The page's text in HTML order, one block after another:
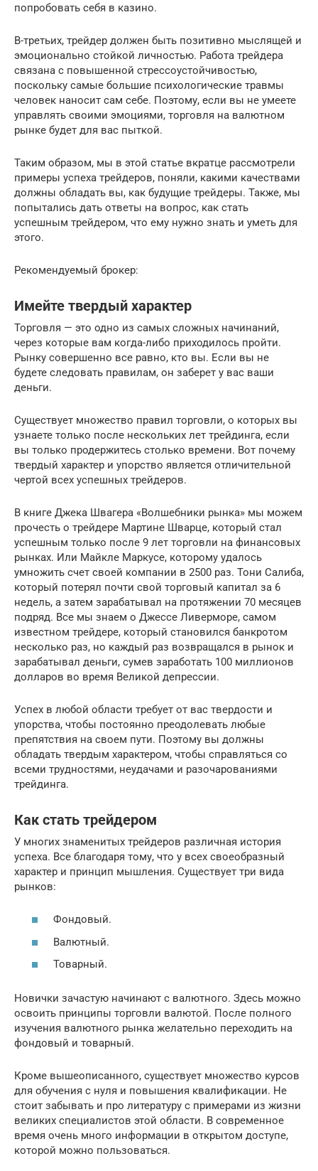
попробовать себя в казино.
В-третьих, трейдер должен быть позитивно мыслящей и
эмоционально стойкой личностью. Работа трейдера
связана с повышенной стрессоустойчивостью,
поскольку самые большие психологические травмы
человек наносит сам себе. Поэтому, если вы не умеете
управлять своими эмоциями, торговля на валютном
рынке будет для вас пыткой.
Таким образом, мы в этой статье вкратце рассмотрели
примеры успеха трейдеров, поняли, какими качествами
должны обладать вы, как будущие трейдеры. Также, мы
попытались дать ответы на вопрос, как стать
успешным трейдером, что ему нужно знать и уметь для
этого.
Рекомендуемый брокер:
Имейте твердый характер
Торговля — это одно из самых сложных начинаний,
через которые вам когда-либо приходилось пройти.
Рынку совершенно все равно, кто вы. Если вы не
будете следовать правилам, он заберет у вас ваши
деньги.
Существует множество правил торговли, о которых вы
узнаете только после нескольких лет трейдинга, если
вы только продержитесь столько времени. Вот почему
твердый характер и упорство является отличительной
чертой всех успешных трейдеров.
В книге Джека Швагера «Волшебники рынка» мы можем
прочесть о трейдере Мартине Шварце, который стал
успешным только после 9 лет торговли на финансовых
рынках. Или Майкле Маркусе, которому удалось
умножить счет своей компании в 2500 раз. Тони Салиба,
который потерял почти свой торговый капитал за 6
недель, а затем зарабатывал на протяжении 70 месяцев
подряд. Все мы знаем о Джессе Ливерморе, самом
известном трейдере, который становился банкротом
несколько раз, но каждый раз возвращался в рынок и
зарабатывал деньги, сумев заработать 100 миллионов
долларов во время Великой депрессии.
Успех в любой области требует от вас твердости и
упорства, чтобы постоянно преодолевать любые
препятствия на своем пути. Поэтому вы должны
обладать твердым характером, чтобы справляться со
всеми трудностями, неудачами и разочарованиями
трейдинга.
Как стать трейдером
У многих знаменитых трейдеров различная история
успеха. Все благодаря тому, что у всех своеобразный
характер и принцип мышления. Существует три вида
рынков:
Фондовый.
Валютный.
Товарный.
Новички зачастую начинают с валютного. Здесь можно
освоить принципы торговли валютой. После полного
изучения валютного рынка желательно переходить на
фондовый и товарный.
Кроме вышеописанного, существует множество курсов
для обучения с нуля и повышения квалификации. Не
стоит забывать и про литературу с примерами из жизни
великих специалистов этой области. В современное
время очень много информации в открытом доступе,
которой можно пользоваться.